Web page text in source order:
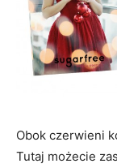
Obok czerwieni
Tutaj możecie